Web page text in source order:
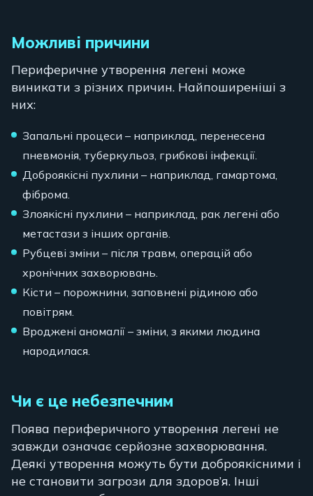
Можливі причини
Периферичне утворення легені може
виникати з різних причин. Найпоширеніші з
них:
Запальні процеси – наприклад, перенесена
пневмонія, туберкульоз, грибкові інфекції.
Доброякісні пухлини – наприклад, гамартома,
фіброма.
Злоякісні пухлини – наприклад, рак легені або
метастази з інших органів.
Рубцеві зміни – після травм, операцій або
хронічних захворювань.
Кісти – порожнини, заповнені рідиною або
повітрям.
Вроджені аномалії – зміни, з якими людина
народилася.
Чи є це небезпечним
Поява периферичного утворення легені не
завжди означає серйозне захворювання.
Деякі утворення можуть бути доброякісними і
не становити загрози для здоров’я. Інші